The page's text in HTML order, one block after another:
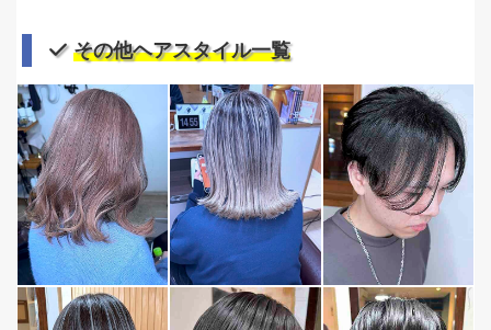
その他ヘアスタイル一覧